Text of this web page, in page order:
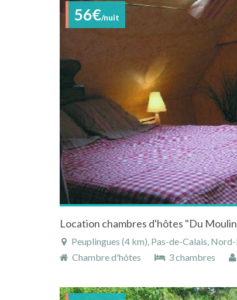
56€/nuit
Peuplingues (4 km), Pas-de-Calais, Nord-
Chambre d'hôtes
3 chambres